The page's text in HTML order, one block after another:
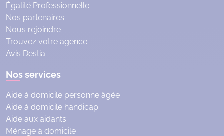
Égalité Professionnelle
Nos partenaires
Nous rejoindre
Trouvez votre agence
Avis Destia
Nos services
Aide à domicile personne âgée
Aide à domicile handicap
Aide aux aidants
Ménage à domicile